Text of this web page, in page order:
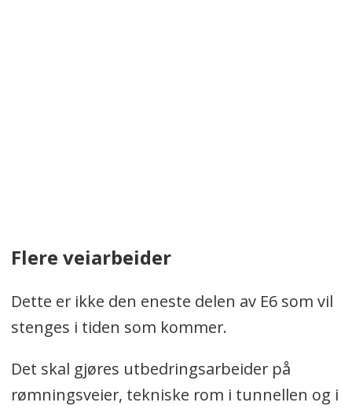
Flere veiarbeider
Dette er ikke den eneste delen av E6 som vil
stenges i tiden som kommer.
Det skal gjøres utbedringsarbeider på
rømningsveier, tekniske rom i tunnellen og i